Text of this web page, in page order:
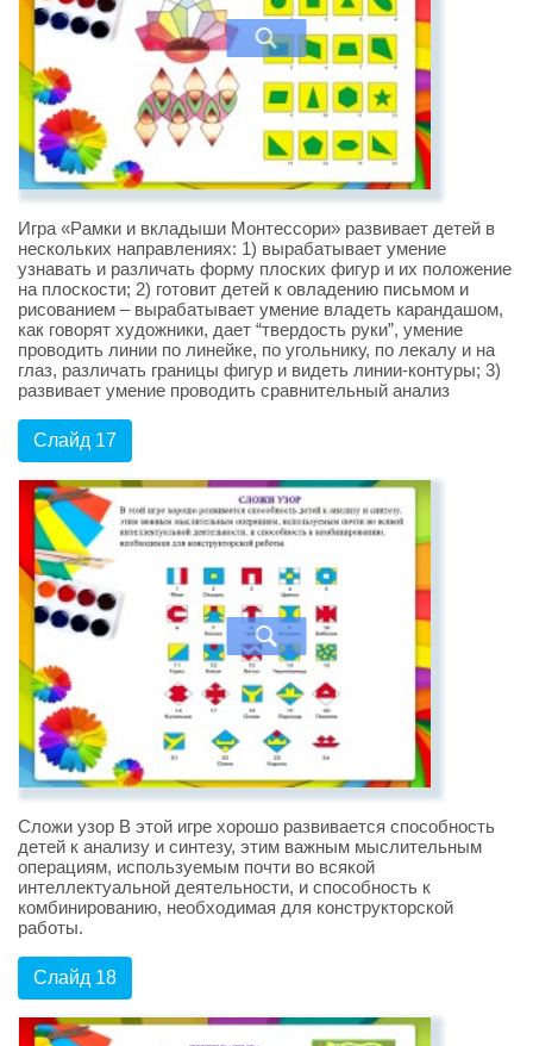
Игра «Рамки и вкладыши Монтессори» развивает детей в
нескольких направлениях: 1) вырабатывает умение
узнавать и различать форму плоских фигур и их положение
на плоскости; 2) готовит детей к овладению письмом и
рисованием – вырабатывает умение владеть карандашом,
как говорят художники, дает “твердость руки”, умение
проводить линии по линейке, по угольнику, по лекалу и на
глаз, различать границы фигур и видеть линии-контуры; 3)
развивает умение проводить сравнительный анализ
Слайд 17
Сложи узор В этой игре хорошо развивается способность
детей к анализу и синтезу, этим важным мыслительным
операциям, используемым почти во всякой
интеллектуальной деятельности, и способность к
комбинированию, необходимая для конструкторской
работы.
Слайд 18